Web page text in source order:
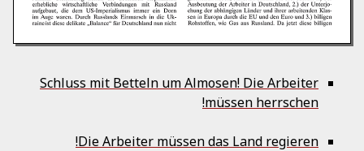
Schluss mit Betteln um Almosen! Die Arbeiter
müssen herrschen!
Die Arbeiter müssen das Land regieren!